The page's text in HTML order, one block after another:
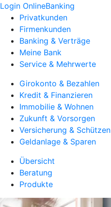
Login OnlineBanking
Privatkunden
Firmenkunden
Banking & Verträge
Meine Bank
Service & Mehrwerte
Girokonto & Bezahlen
Kredit & Finanzieren
Immobilie & Wohnen
Zukunft & Vorsorgen
Versicherung & Schützen
Geldanlage & Sparen
Übersicht
Beratung
Produkte